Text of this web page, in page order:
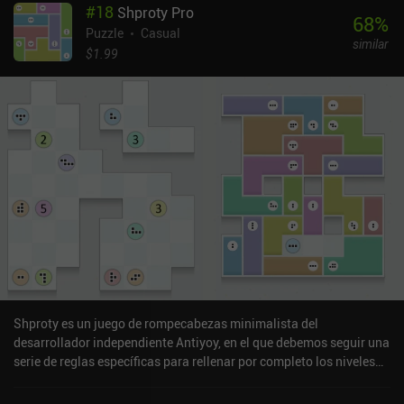
de mejoras, cuando terminamos una carrera, llevamos los recursos
acumulados de vuelta a nuestro barco, donde los gastamos en
varias instalaciones para mejorar nuestro equipo y aprender
avanzar en la historia. A diferencia de su predecesor, que tenía un
final definitivo y no ofrecía ningún contenido posterior, terminar
todas las mazmorras en You Must Build A Boat es sólo el
principio. Porque una vez alcanzado el destino final, damos la
vuelta a nuestro barco y volvemos a visitar antiguas
localizaciones para completar misiones inacabadas y conseguir
logros ocultos, la mayoría de los cuales son interesantes de cazar.
You Must Build A Boat es un juego premium de 2,99 $ sin anuncios
ni iAP. Si te gustó el primer juego o disfrutas con juegos de puzles
casuales a los que puedes jugar en rachas de 10-15 minutos, sin
duda disfrutarás con este.
#18 Shproty Pro
Puzzle
Casual
$1.99
68%
similar
Shproty es un juego de rompecabezas minimalista del
desarrollador independiente Antiyoy, en el que debemos seguir una
serie de reglas específicas para rellenar por completo los niveles